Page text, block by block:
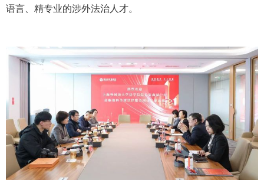
语言、精专业的涉外法治人才。